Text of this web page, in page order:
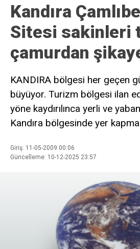
Kandıra
Sitesi sakinleri
çamurdan
KANDIRA bölgesi her geçen
büyüyor. Turizm bölgesi ilan
yöne kaydırılınca yerli ve
Kandıra bölgesinde yer
Giriş: 11-05-2009 00:06
Güncelleme: 10-12-2025 23:57